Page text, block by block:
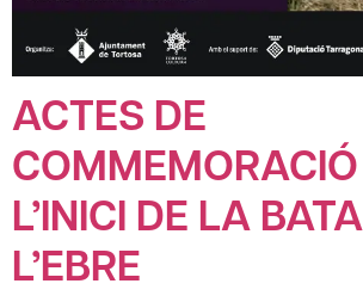
ACTES DE
L’INICI DE LA
L’EBRE